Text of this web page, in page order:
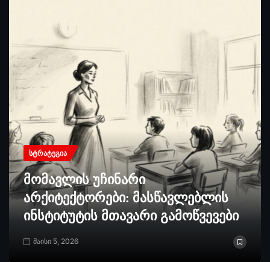
ᲡᲢᲠᲐᲢᲔᲒᲘᲐ
მომავლის უჩინარი
არქიტექტორები: მასწავლებლის
ინსტიტუტის მთავარი გამოწვევები
მაისი 5, 2026